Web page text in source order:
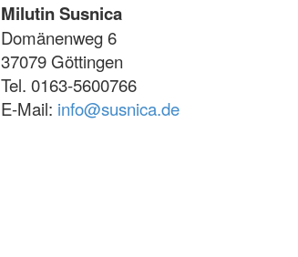
Milutin Susnica
Domänenweg 6
37079 Göttingen
Tel. 0163-5600766
E-Mail: info@susnica.de